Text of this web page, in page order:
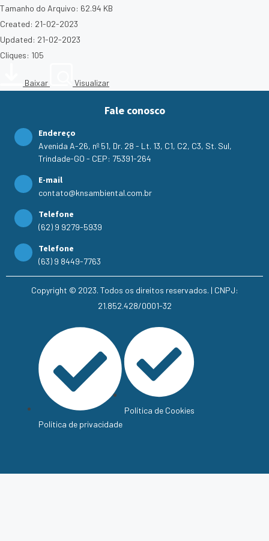
Tamanho do Arquivo: 62.94 KB
Created: 21-02-2023
Updated: 21-02-2023
Cliques: 105
Baixar Visualizar
Fale conosco
Endereço
Avenida A-26, nº 51, Dr. 28 - Lt. 13, C1, C2, C3, St. Sul,
Trindade-GO - CEP: 75391-264
E-mail
contato@knsambiental.com.br
Telefone
(62) 9 9279-5939
Telefone
(63) 9 8449-7763
Copyright © 2023. Todos os direitos reservados. | CNPJ:
21.852.428/0001-32
Política de privacidade
Política de Cookies